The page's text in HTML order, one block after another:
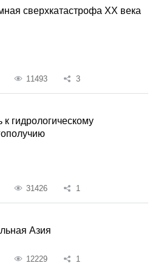
сверхкатастрофа ХХ века
11493 3
к гидрологическому
31426 1
Азия
12229 1